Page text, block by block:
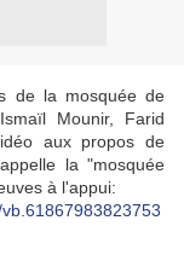
de la mosquée de
Mounir, Farid
aux propos de
la "mosquée
à l'appui: